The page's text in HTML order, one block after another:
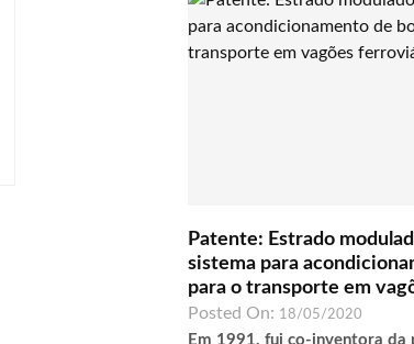
Patente: Estrado
sistema para
para o transporte em
Posted On: 18/05/2020
Em 1991, fui co-inventora da